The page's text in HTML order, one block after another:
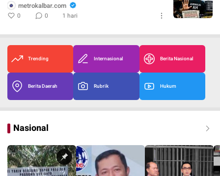
metrokalbar.com
0 0 1 hari
Trending Internasional Berita Nasional
Berita Daerah Rubrik Hukum
Nasional